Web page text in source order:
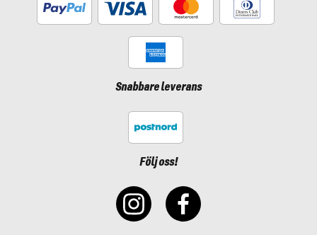
Snabbare leverans
Följ oss!